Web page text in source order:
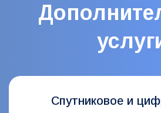
Спутниковое и